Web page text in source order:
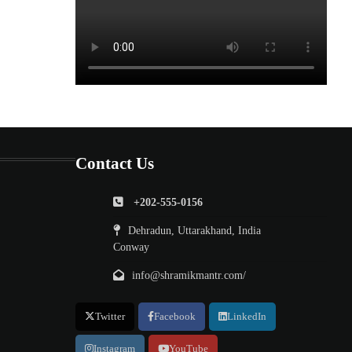
Contact Us
+202-555-0156
Dehradun, Uttarakhand, India
Conway
info@shramikmantr.com/
Twitter Facebook LinkedIn
Instagram YouTube